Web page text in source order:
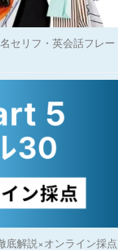
セリフ・英会話フレー
底解説×オンライン採点